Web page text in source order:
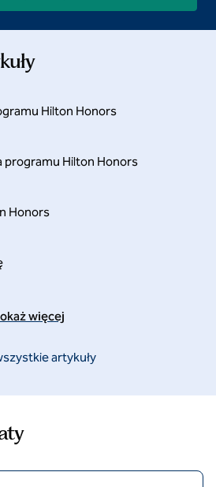
Hilton Honors
programu Hilton Honors
Honors
więcej
artykuły